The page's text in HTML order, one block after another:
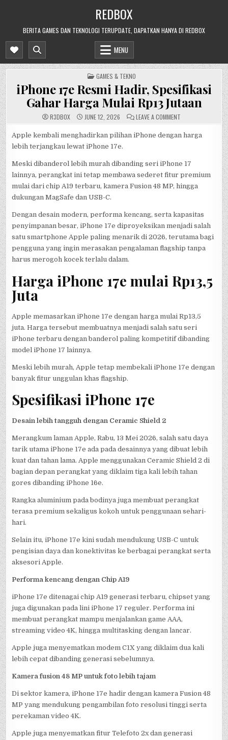
REDBOX
BERITA GAMES DAN TEKNOLOGI TERUPDATE, DAPATKAN HANYA DI REDBOX
MENU
POSTED
IN
GAMES & TEKNO
iPhone 17e Resmi Hadir, Spesifikasi
Gahar Harga Mulai Rp13 Jutaan
R3DB0X JUNE 12, 2026 LEAVE A COMMENT
RESMI
HADIR,
MULAI
JUTAAN
Apple kembali menghadirkan pilihan iPhone dengan harga
lebih terjangkau lewat iPhone 17e.
Meski dibanderol lebih murah dibanding seri iPhone 17
lainnya, perangkat ini tetap membawa sederet fitur premium
mulai dari chip A19 terbaru, kamera Fusion 48 MP, hingga
dukungan MagSafe dan USB-C.
Dengan desain modern, performa kencang, serta kapasitas
penyimpanan besar, iPhone 17e diproyeksikan menjadi salah
satu smartphone Apple paling menarik di 2026, terutama bagi
pengguna yang ingin merasakan pengalaman flagship tanpa
harus merogoh kocek terlalu dalam.
Harga iPhone 17e mulai Rp13,5
Juta
Apple memasarkan iPhone 17e dengan harga mulai Rp13,5
juta. Harga tersebut membuatnya menjadi salah satu seri
iPhone terbaru dengan banderol paling kompetitif dibanding
model iPhone 17 lainnya.
Meski lebih murah, Apple tetap membekali iPhone 17e dengan
banyak fitur unggulan khas flagship.
Spesifikasi iPhone 17e
Desain lebih tangguh dengan Ceramic Shield 2
Merangkum laman Apple, Rabu, 13 Mei 2026, salah satu daya
tarik utama iPhone 17e ada pada desainnya yang dibuat lebih
kuat dan tahan lama. Apple menggunakan Ceramic Shield 2 di
bagian depan perangkat yang diklaim tiga kali lebih tahan
gores dibanding iPhone 16e.
Rangka aluminium pada bodinya juga membuat perangkat
terasa premium sekaligus kokoh untuk penggunaan sehari-
hari.
Selain itu, iPhone 17e kini sudah mendukung USB-C untuk
pengisian daya dan konektivitas ke berbagai perangkat serta
aksesori Apple.
Performa kencang dengan Chip A19
iPhone 17e ditenagai chip A19 generasi terbaru, chipset yang
juga digunakan pada lini iPhone 17 reguler. Performa ini
membuat perangkat mampu menjalankan game AAA,
streaming video 4K, hingga multitasking dengan lancar.
Apple juga menyematkan modem C1X yang diklaim dua kali
lebih cepat dibanding generasi sebelumnya.
Kamera fusion 48 MP untuk foto lebih tajam
Di sektor kamera, iPhone 17e hadir dengan kamera Fusion 48
MP yang mendukung pengambilan foto resolusi tinggi serta
perekaman video 4K.
Apple juga menyematkan fitur Telefoto 2x dan generasi